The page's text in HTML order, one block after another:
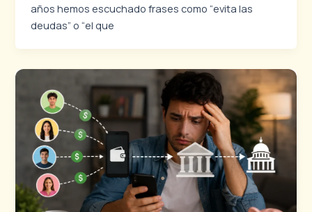
años hemos escuchado frases como “evita las
deudas” o “el que